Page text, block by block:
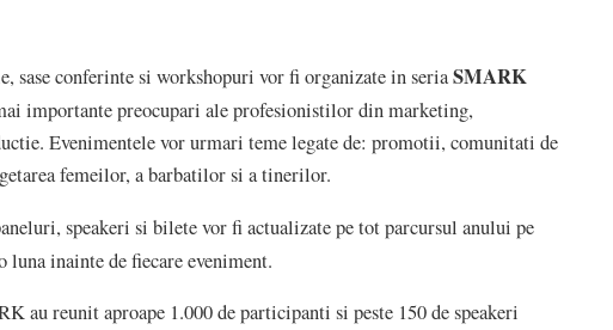
sase conferinte si workshopuri vor fi organizate in seriaSMARK
importante preocupari ale profesionistilor din marketing,
Evenimentele vor urmari teme legate de: promotii, comunitati de
femeilor, a barbatilor si a tinerilor.
speakeri si bilete vor fi actualizate pe tot parcursul anului pe
luna inainte de fiecare eveniment.
au reunit aproape 1.000 de participanti si peste 150 de speakeri